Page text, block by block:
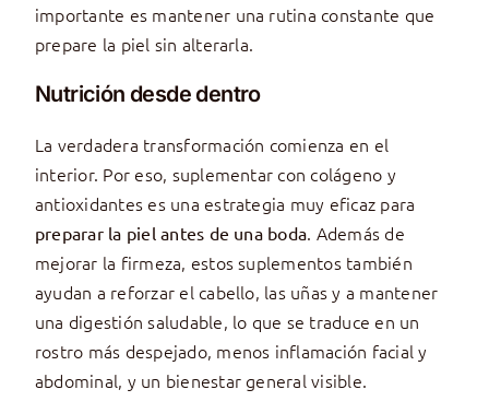
importante es mantener una rutina constante que
prepare la piel sin alterarla.
Nutrición desde dentro
La verdadera transformación comienza en el
interior. Por eso, suplementar con colágeno y
antioxidantes es una estrategia muy eficaz para
preparar la piel antes de una boda. Además de
mejorar la firmeza, estos suplementos también
ayudan a reforzar el cabello, las uñas y a mantener
una digestión saludable, lo que se traduce en un
rostro más despejado, menos inflamación facial y
abdominal, y un bienestar general visible.